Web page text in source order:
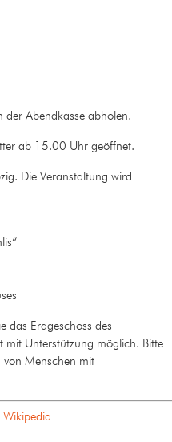
der Abendkasse abholen.
ab 15.00 Uhr geöffnet.
Die Veranstaltung wird
das Erdgeschoss des
mit Unterstützung möglich. Bitte
Menschen mit
Wikipedia